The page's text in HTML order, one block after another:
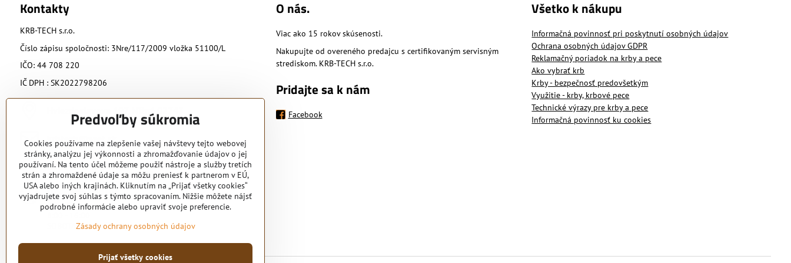
Kontakty
KRB-TECH s.r.o.
Číslo zápisu spoločnosti: 3Nre/117/2009 vložka 51100/L
IČO: 44 708 220
IČ DPH : SK2022798206
Hviezdoslavova 197, Nižná 02743
krbtech​@azet​.sk
0902 818 424
Otváracie hodiny
PO - PIA
SOBOTA podľa dohody
O nás.
Viac ako 15 rokov skúsenosti.
Nakupujte od overeného predajcu s certifikovaným servisným
strediskom. KRB-TECH s.r.o.
Pridajte sa k nám
Facebook
Všetko k nákupu
Informačná povinnosť pri poskytnutí osobných údajov
Ochrana osobných údajov GDPR
Reklamačný poriadok na krby a pece
Ako vybrať krb
Krby - bezpečnosť predovšetkým
Využitie - krby, krbové pece
Technické výrazy pre krby a pece
Informačná povinnosť ku cookies
Predvoľby súkromia
Cookies používame na zlepšenie vašej návštevy tejto webovej
stránky, analýzu jej výkonnosti a zhromažďovanie údajov o jej
používaní. Na tento účel môžeme použiť nástroje a služby tretích
strán a zhromaždené údaje sa môžu preniesť k partnerom v EÚ,
USA alebo iných krajinách. Kliknutím na „Prijať všetky cookies“
vyjadrujete svoj súhlas s týmto spracovaním. Nižšie môžete nájsť
podrobné informácie alebo upraviť svoje preferencie.
Zásady ochrany osobných údajov
Prijať všetky cookies